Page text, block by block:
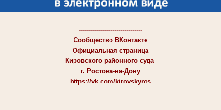
--------------------------------
Сообщество ВКонтакте
Официальная страница
Кировского районного суда
г. Ростова-на-Дону
https://vk.com/kirovskyros